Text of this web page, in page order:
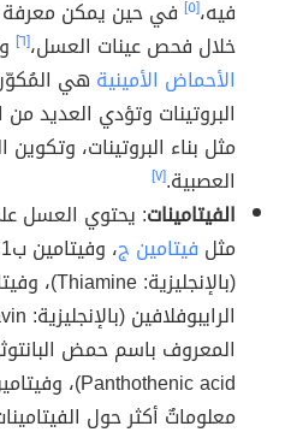
فيه،[٥]
خلال فحص عينات العسل،[٦]
الأحماض الأمينية هي
البروتينات وتؤدي العديد
مثل بناء البروتينات، وتكوين
العصبية.[٧]
الفيتامينات: يحتوي العسل
مثل فيتامين ج
المعروف باسم حمض
Panthothenic acid)، وفيتامين ب6،
معلوماتٌ أكثر حول